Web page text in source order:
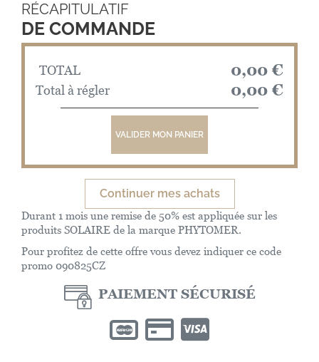
RÉCAPITULATIF
DE COMMANDE
TOTAL 0,00 €
Total à régler 0,00 €
VALIDER MON PANIER
Continuer mes achats
Durant 1 mois une remise de 50% est appliquée sur les
produits SOLAIRE de la marque PHYTOMER.
Pour profitez de cette offre vous devez indiquer ce code
promo 090825CZ
PAIEMENT SÉCURISÉ